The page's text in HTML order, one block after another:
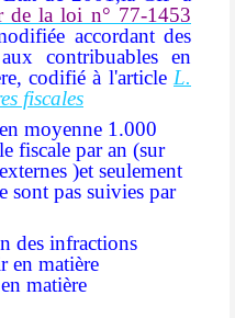
de la loi n° 77-1453
accordant des
contribuables en
codifié à l'article L.
fiscales
moyenne 1.000
fiscale par an (sur
)et seulement
sont pas suivies par
des infractions
en matière
matière